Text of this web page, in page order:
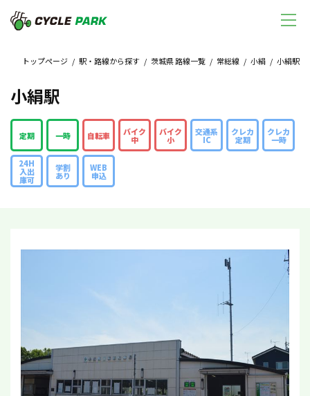
トップページ / 駅・路線から探す / 茨城県 路線一覧 / 常総線 / 小絹 / 小絹駅
小絹駅
定期 一時 自転車 バイク
中
バイク
小
交通系
IC
クレカ
定期
クレカ
一時
24H
入出
庫可
学割
あり
WEB
申込